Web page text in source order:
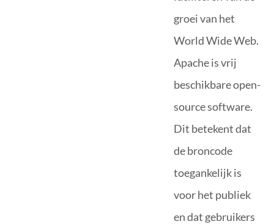
groei van het
World Wide Web.
Apache is vrij
beschikbare open-
source software.
Dit betekent dat
de broncode
toegankelijk is
voor het publiek
en dat gebruikers